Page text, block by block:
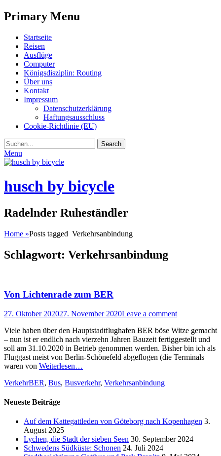
Primary Menu
Skip
content
Startseite
Reisen
Ausflüge
Computer
Königsdisziplin: Routing
Über uns
Kontakt
Impressum
Datenschutzerklärung
Haftungsausschluss
Cookie-Richtlinie (EU)
Search
Search
for:
Menu
husch by bicycle
Radelnder Ruheständler
Home »Posts tagged Verkehrsanbindung
Schlagwort: Verkehrsanbindung
Von Lichtenrade zum BER
Posted
27. Oktober 202027. November 2020Leave a comment
Viele haben über den Hauptstadtflughafen BER böse Witze gemacht
– nun ist er endlich nach vierzehn Jahren Bauzeit fertiggestellt und
soll am 31.10.2020 in Betrieb genommen werden. Bisher bin ich als
Fluggast meist von Berlin-Schönefeld abgeflogen (die Terminals
waren von Weiterlesen…
Categories
VerkehrTags
BER, Bus, Busverkehr, Verkehrsanbindung
Neueste Beiträge
Auf dem Kattegattleden von Göteborg nach Kopenhagen 3.
August 2025
Lychen, die Stadt der sieben Seen 30. September 2024
Schwedens Südküste: Schonen 24. Juli 2024